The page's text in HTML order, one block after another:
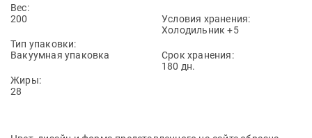
Вес:
200
Тип упаковки:
Вакуумная упаковка
Жиры:
28
Условия хранения:
Холодильник +5
Срок хранения:
180 дн.